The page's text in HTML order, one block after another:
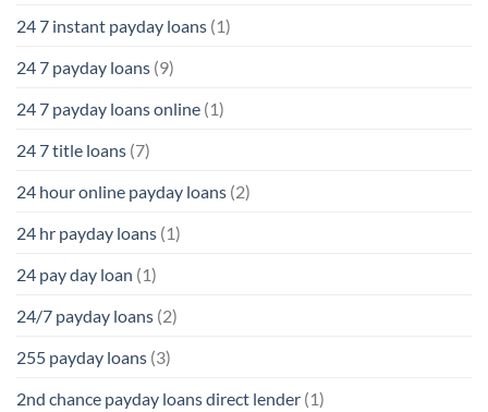
24 7 instant payday loans (1)
24 7 payday loans (9)
24 7 payday loans online (1)
24 7 title loans (7)
24 hour online payday loans (2)
24 hr payday loans (1)
24 pay day loan (1)
24/7 payday loans (2)
255 payday loans (3)
2nd chance payday loans direct lender (1)